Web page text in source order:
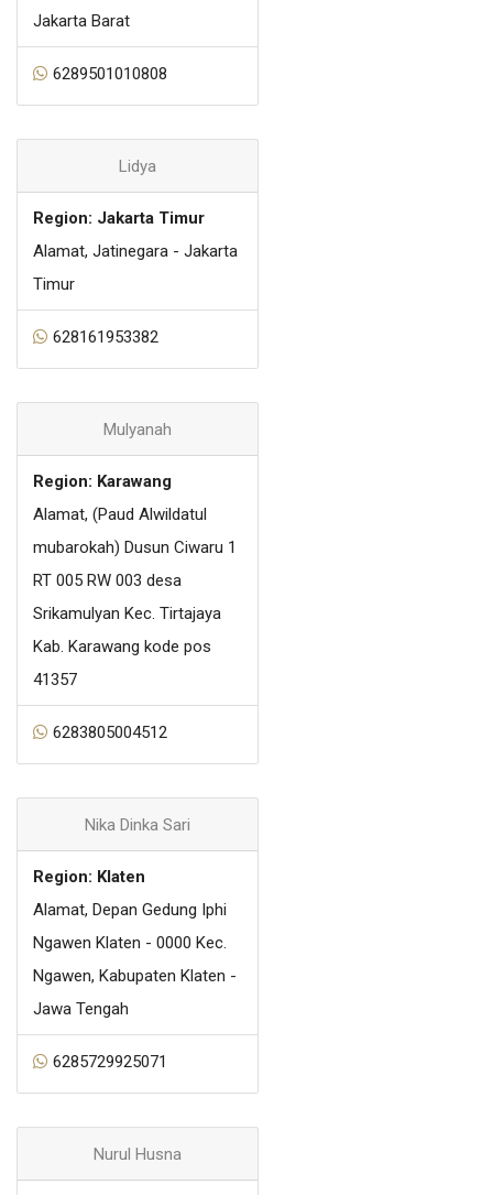
Jakarta Barat
6289501010808
Lidya
Region: Jakarta Timur
Alamat, Jatinegara - Jakarta
Timur
628161953382
Mulyanah
Region: Karawang
Alamat, (Paud Alwildatul
mubarokah) Dusun Ciwaru 1
RT 005 RW 003 desa
Srikamulyan Kec. Tirtajaya
Kab. Karawang kode pos
41357
6283805004512
Nika Dinka Sari
Region: Klaten
Alamat, Depan Gedung Iphi
Ngawen Klaten - 0000 Kec.
Ngawen, Kabupaten Klaten -
Jawa Tengah
6285729925071
Nurul Husna